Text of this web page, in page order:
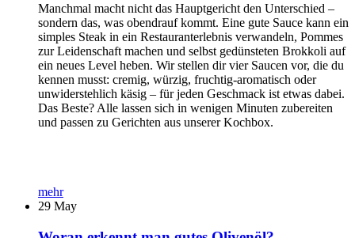
Manchmal macht nicht das Hauptgericht den Unterschied –
sondern das, was obendrauf kommt. Eine gute Sauce kann ein
simples Steak in ein Restauranterlebnis verwandeln, Pommes
zur Leidenschaft machen und selbst gedünsteten Brokkoli auf
ein neues Level heben. Wir stellen dir vier Saucen vor, die du
kennen musst: cremig, würzig, fruchtig-aromatisch oder
unwiderstehlich käsig – für jeden Geschmack ist etwas dabei.
Das Beste? Alle lassen sich in wenigen Minuten zubereiten
und passen zu Gerichten aus unserer Kochbox.
mehr
29 May